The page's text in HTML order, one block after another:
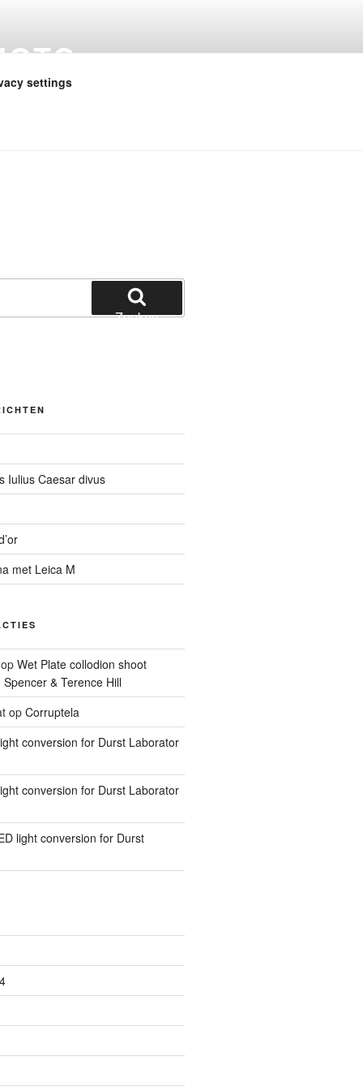
settings
Zoeken
Iulius Caesar divus
met Leica M
Wet Plate collodion shoot
& Terence Hill
op Corruptela
conversion for Durst Laborator
conversion for Durst Laborator
light conversion for Durst